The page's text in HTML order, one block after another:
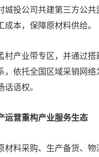
投公司共建第三方公
本，保障原材料供给。
产业带专区，并通过搭
，依托全国区域采销网
语权。
营重构产业服务生态
料采购、生产备货、物